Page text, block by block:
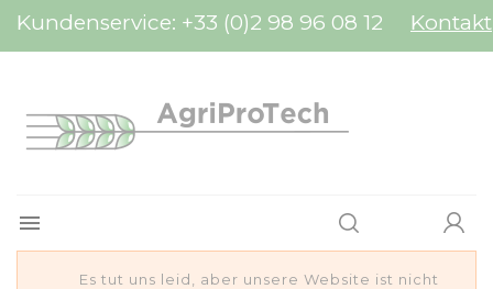
Kundenservice: +33 (0)2 98 96 08 12 Kontakt

Es tut uns leid, aber unsere Website ist nicht
Cookie-Einstellungen